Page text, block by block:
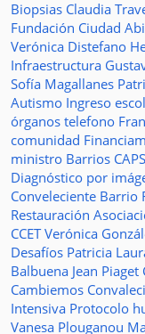
Biopsias Claudia
Fundación Ciudad
Verónica Distefano
Infraestructura
Sofía Magallanes
Autismo Ingreso
órganos telefono
comunidad
ministro Barrios CAPS
Diagnóstico por
Conveleciente Barrio
Restauración
CCETVerónica
Desafíos Patricia
Balbuena Jean Piaget
Cambiemos
Intensiva Protocolo
Vanesa Plouganou